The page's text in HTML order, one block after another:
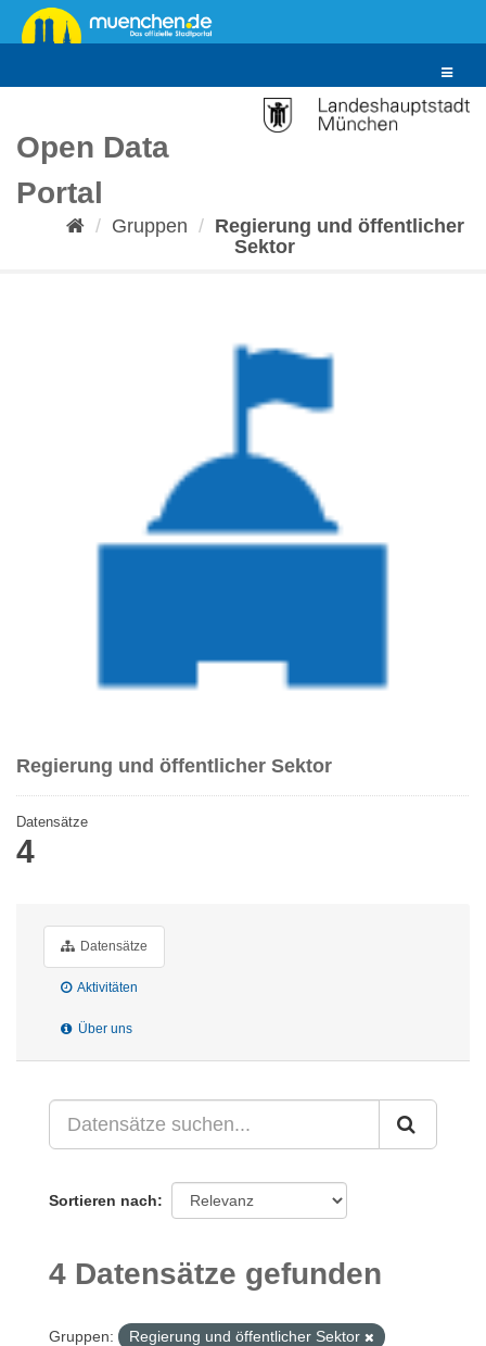
Überspringen
zum
Toggle
Open Data
Portal
Gruppen
Regierung und öffentlicher
Sektor
Regierung und öffentlicher Sektor
Datensätze
4
Datensätze
Aktivitäten
Über uns
Sortieren nach
4 Datensätze gefunden
Gruppen:
Regierung und öffentlicher Sektor